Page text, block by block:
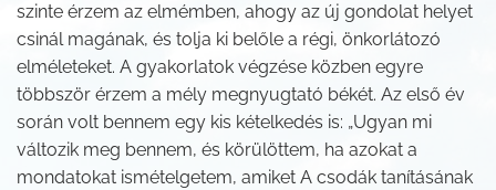
szinte érzem az elmémben, ahogy az új gondolat helyet
csinál magának, és tolja ki belőle a régi, önkorlátozó
elméleteket. A gyakorlatok végzése közben egyre
többször érzem a mély megnyugtató békét. Az első év
során volt bennem egy kis kételkedés is: „Ugyan mi
változik meg bennem, és körülöttem, ha azokat a
mondatokat ismételgetem, amiket A csodák tanításának